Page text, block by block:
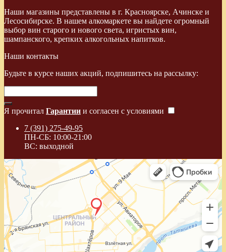
Наши магазины представлены в г. Красноярске, Ачинске и
Лесосибирске. В нашем алкомаркете вы найдете огромный
выбор вин старого и нового света, игристых вин,
шампанского, крепких алкогольных напитков.
Наши контакты
Будьте в курсе наших акций, подпишитесь на рассылку:
Я прочитал Гарантии и согласен с условиями
7 (391) 275-49-95
ПН-СБ: 10:00-21:00
ВС: выходной